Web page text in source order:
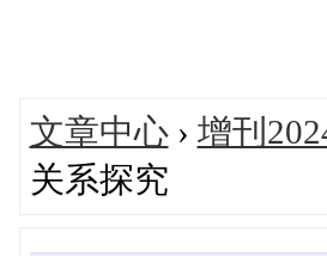
文章中心› 增刊
关系探究